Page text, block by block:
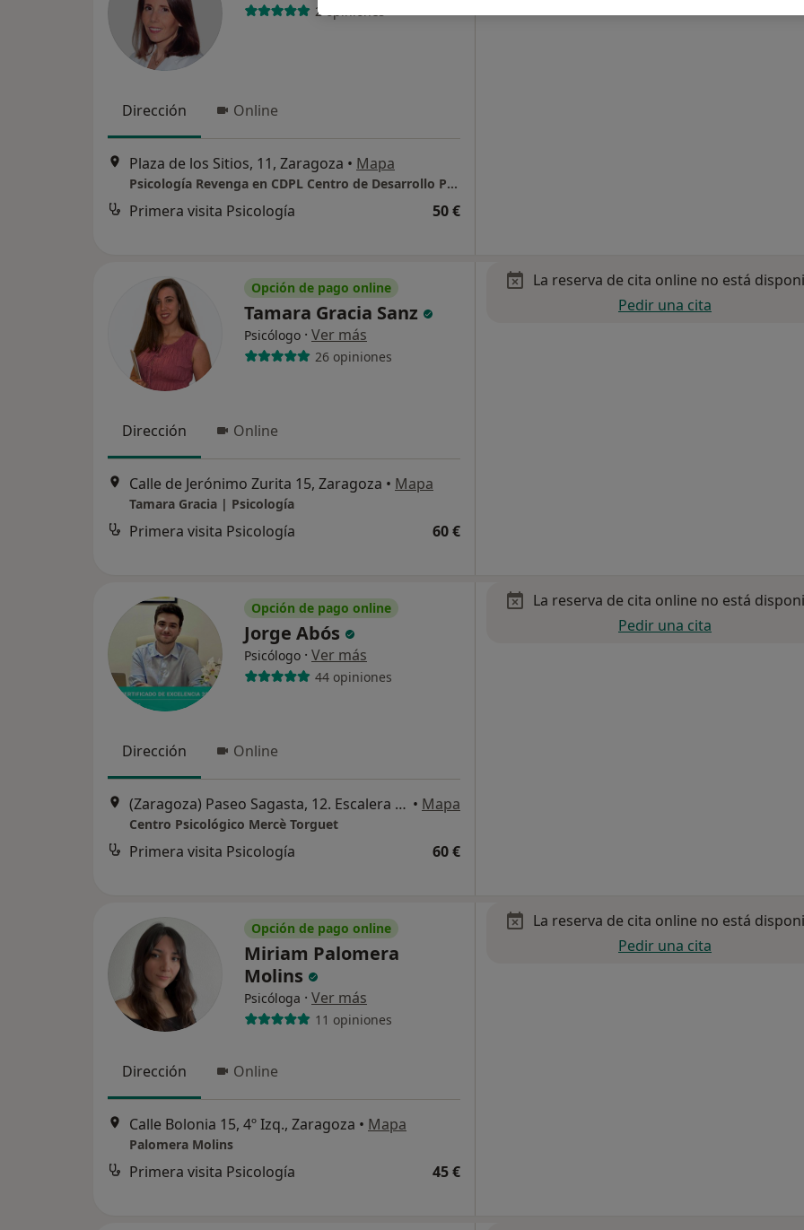
2 opiniones
Dirección Online
Plaza de los Sitios, 11, Zaragoza • Mapa
Psicología Revenga en CDPL Centro de Desarrollo Psicolingüístico
Primera visita Psicología 50 €
Opción de pago online
Tamara Gracia Sanz
Psicólogo · Ver más
26 opiniones
Dirección Online
Calle de Jerónimo Zurita 15, Zaragoza • Mapa
Tamara Gracia | Psicología
Primera visita Psicología 60 €
La reserva de cita online no está
Pedir una cita
Opción de pago online
Jorge Abós
Psicólogo · Ver más
44 opiniones
Dirección Online
(Zaragoza) Paseo Sagasta, 12. Escalera D, Planta 2ª, puerta E, Zaragoza • Mapa
Centro Psicológico Mercè Torguet
Primera visita Psicología 60 €
La reserva de cita online no está
Pedir una cita
Opción de pago online
Miriam Palomera
Molins
Psicóloga · Ver más
11 opiniones
Dirección Online
Calle Bolonia 15, 4º Izq., Zaragoza • Mapa
Palomera Molins
Primera visita Psicología 45 €
La reserva de cita online no está
Pedir una cita